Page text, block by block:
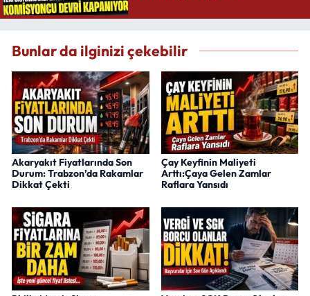
Bunlar da ilginizi çekebilir
Akaryakıt Fiyatlarında Son
Durum: Trabzon’da Rakamlar
Dikkat Çekti
Çay Keyfinin Maliyeti
Arttı:Çaya Gelen Zamlar
Raflara Yansıdı